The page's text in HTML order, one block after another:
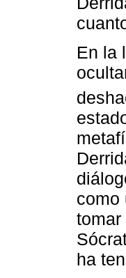
En la
como
tomar
ha